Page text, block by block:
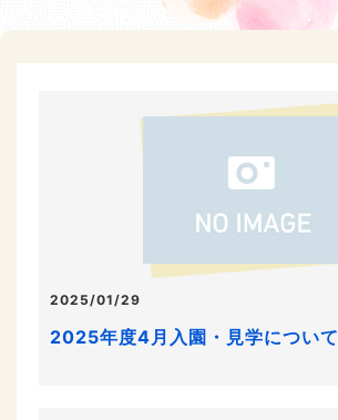
2025/01/29
2025年度4月入園・見学について